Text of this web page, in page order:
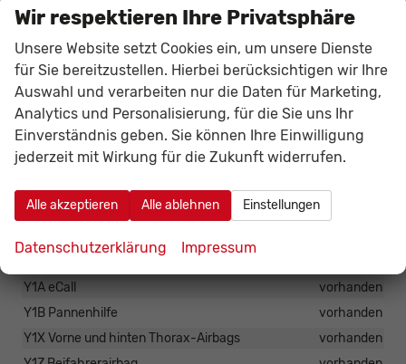
Y24 Rückfahrkamera
vorhanden
KK8 Parksensoren vorne und hinten
vorhanden
Y00 Berganfahrhilfe
vorhanden
Y0L Verkehrszeichenerkennung
vorhanden
Y0M Aufmerksamkeitswarner für den Fahrer
vorhanden
Y1K Fahrspurhalte-Assistent
vorhanden
Y2C Geschwindigkeitsregelanlage mit
YYD Aktive Sicherheitsbremse
vorhanden
Y1A eCall
vorhanden
Y1B Pannenhilfe
vorhanden
Y1X Vorne und hinten Thorax-Airbags
vorhanden
Wir respektieren Ihre Privatsphäre
Unsere Website setzt Cookies ein, um unsere Dienste
für Sie bereitzustellen. Hierbei berücksichtigen wir Ihre
Auswahl und verarbeiten nur die Daten für Marketing,
Analytics und Personalisierung, für die Sie uns Ihr
Einverständnis geben. Sie können Ihre Einwilligung
jederzeit mit Wirkung für die Zukunft widerrufen.
Alle akzeptieren Alle ablehnen Einstellungen
Datenschutzerklärung Impressum